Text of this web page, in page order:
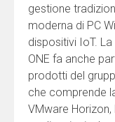
gestione
moderna di PC
dispositivi IoT.
ONE fa anche
prodotti del
che comprende
VMware Horizon,